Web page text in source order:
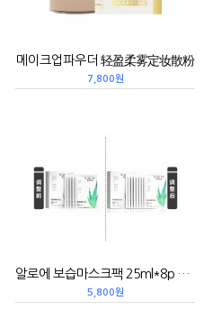
메이크업파우더 轻盈柔雾定妆散粉
7,800원
알로에 보습마스크팩 25ml*8p 芦荟保湿面膜
5,800원